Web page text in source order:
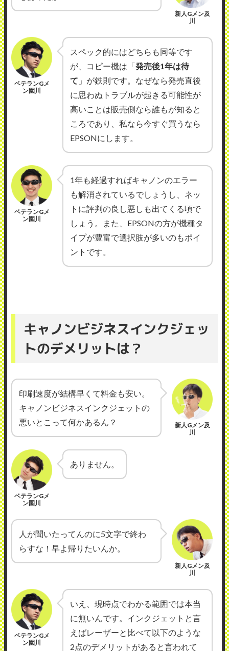
新人Gメン及
川
ベテランGメ
ン園川
スペック的にはどちらも同等です
が、コピー機は「発売後1年は待
て 」が鉄則です。なぜなら発売直後
に思わぬトラブルが起きる可能性が
高いことは販売側なら誰もが知ると
ころであり、私なら今すぐ買うなら
EPSONにします。
ベテランGメ
ン園川
1年も経過すればキャノンのエラー
も解消されているでしょうし、ネッ
トに評判の良し悪しも出てくる頃で
しょう。また、EPSONの方が機種タ
イプが豊富で選択肢が多いのもポイ
ントです。
キャノンビジネスインクジェッ
トのデメリットは？
印刷速度が結構早くて料金も安い。
キャノンビジネスインクジェットの
悪いとこって何かあるん？
新人Gメン及
川
ベテランGメ
ン園川
ありません。
人が聞いたってんのに5文字で終わ
らすな！早よ帰りたいんか。
新人Gメン及
川
ベテランGメ
ン園川
いえ、現時点でわかる範囲では本当
に無いんです。インクジェットと言
えばレーザーと比べて以下のような
2点のデメリットがあると言われて